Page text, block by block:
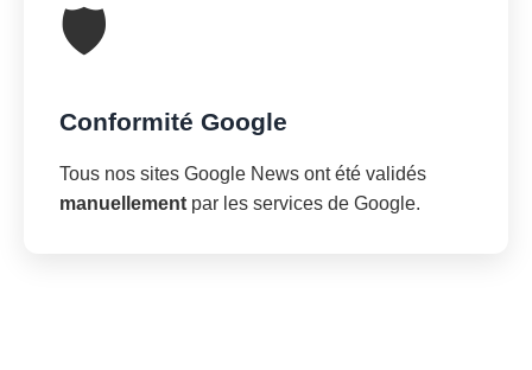
🛡️
Conformité Google
Tous nos sites Google News ont été validés
manuellement par les services de Google.